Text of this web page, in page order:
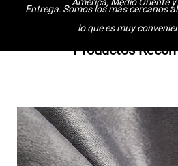
con competitividad central y
la empresa, basados en el estilo de
América, Medio Oriente
Entrega: Somos los más cercanos
lo que es muy
Productos